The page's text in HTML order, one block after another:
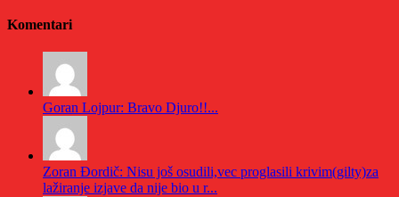
Komentari
Goran Lojpur: Bravo Djuro!!...
Zoran Đordič: Nisu još osudili,vec proglasili krivim(gilty)za
lažiranje izjave da nije bio u r...